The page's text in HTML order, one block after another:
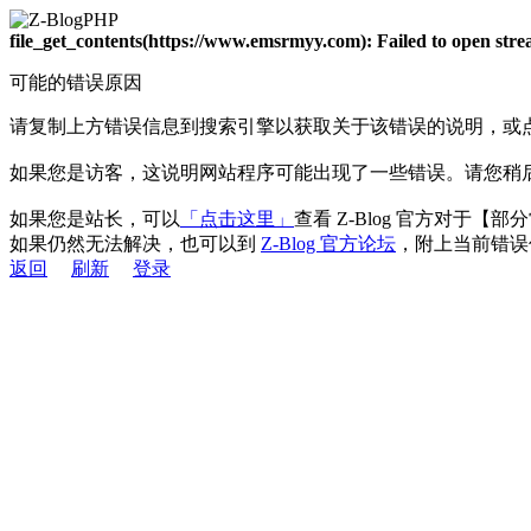
file_get_contents(https://www.emsrmyy.com): Failed to open
可能的错误原因
请复制上方错误信息到搜索引擎以获取关于该错误的说明，或
如果您是访客，这说明网站程序可能出现了一些错误。请您稍
如果您是站长，可以 「点击这里」 查看 Z-Blog 官方对于【部
如果仍然无法解决，也可以到 Z-Blog 官方论坛 ，附上当前错
返回
刷新 登录